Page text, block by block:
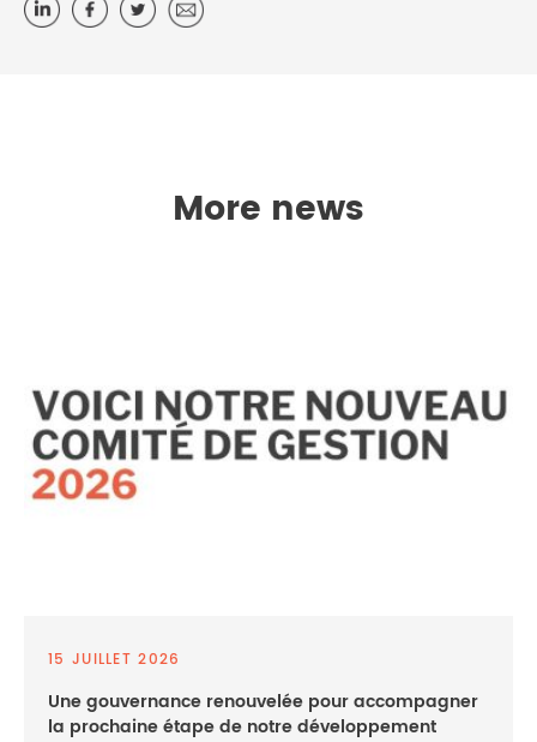
More news
15 JUILLET 2026
Une gouvernance renouvelée pour accompagner
la prochaine étape de notre développement